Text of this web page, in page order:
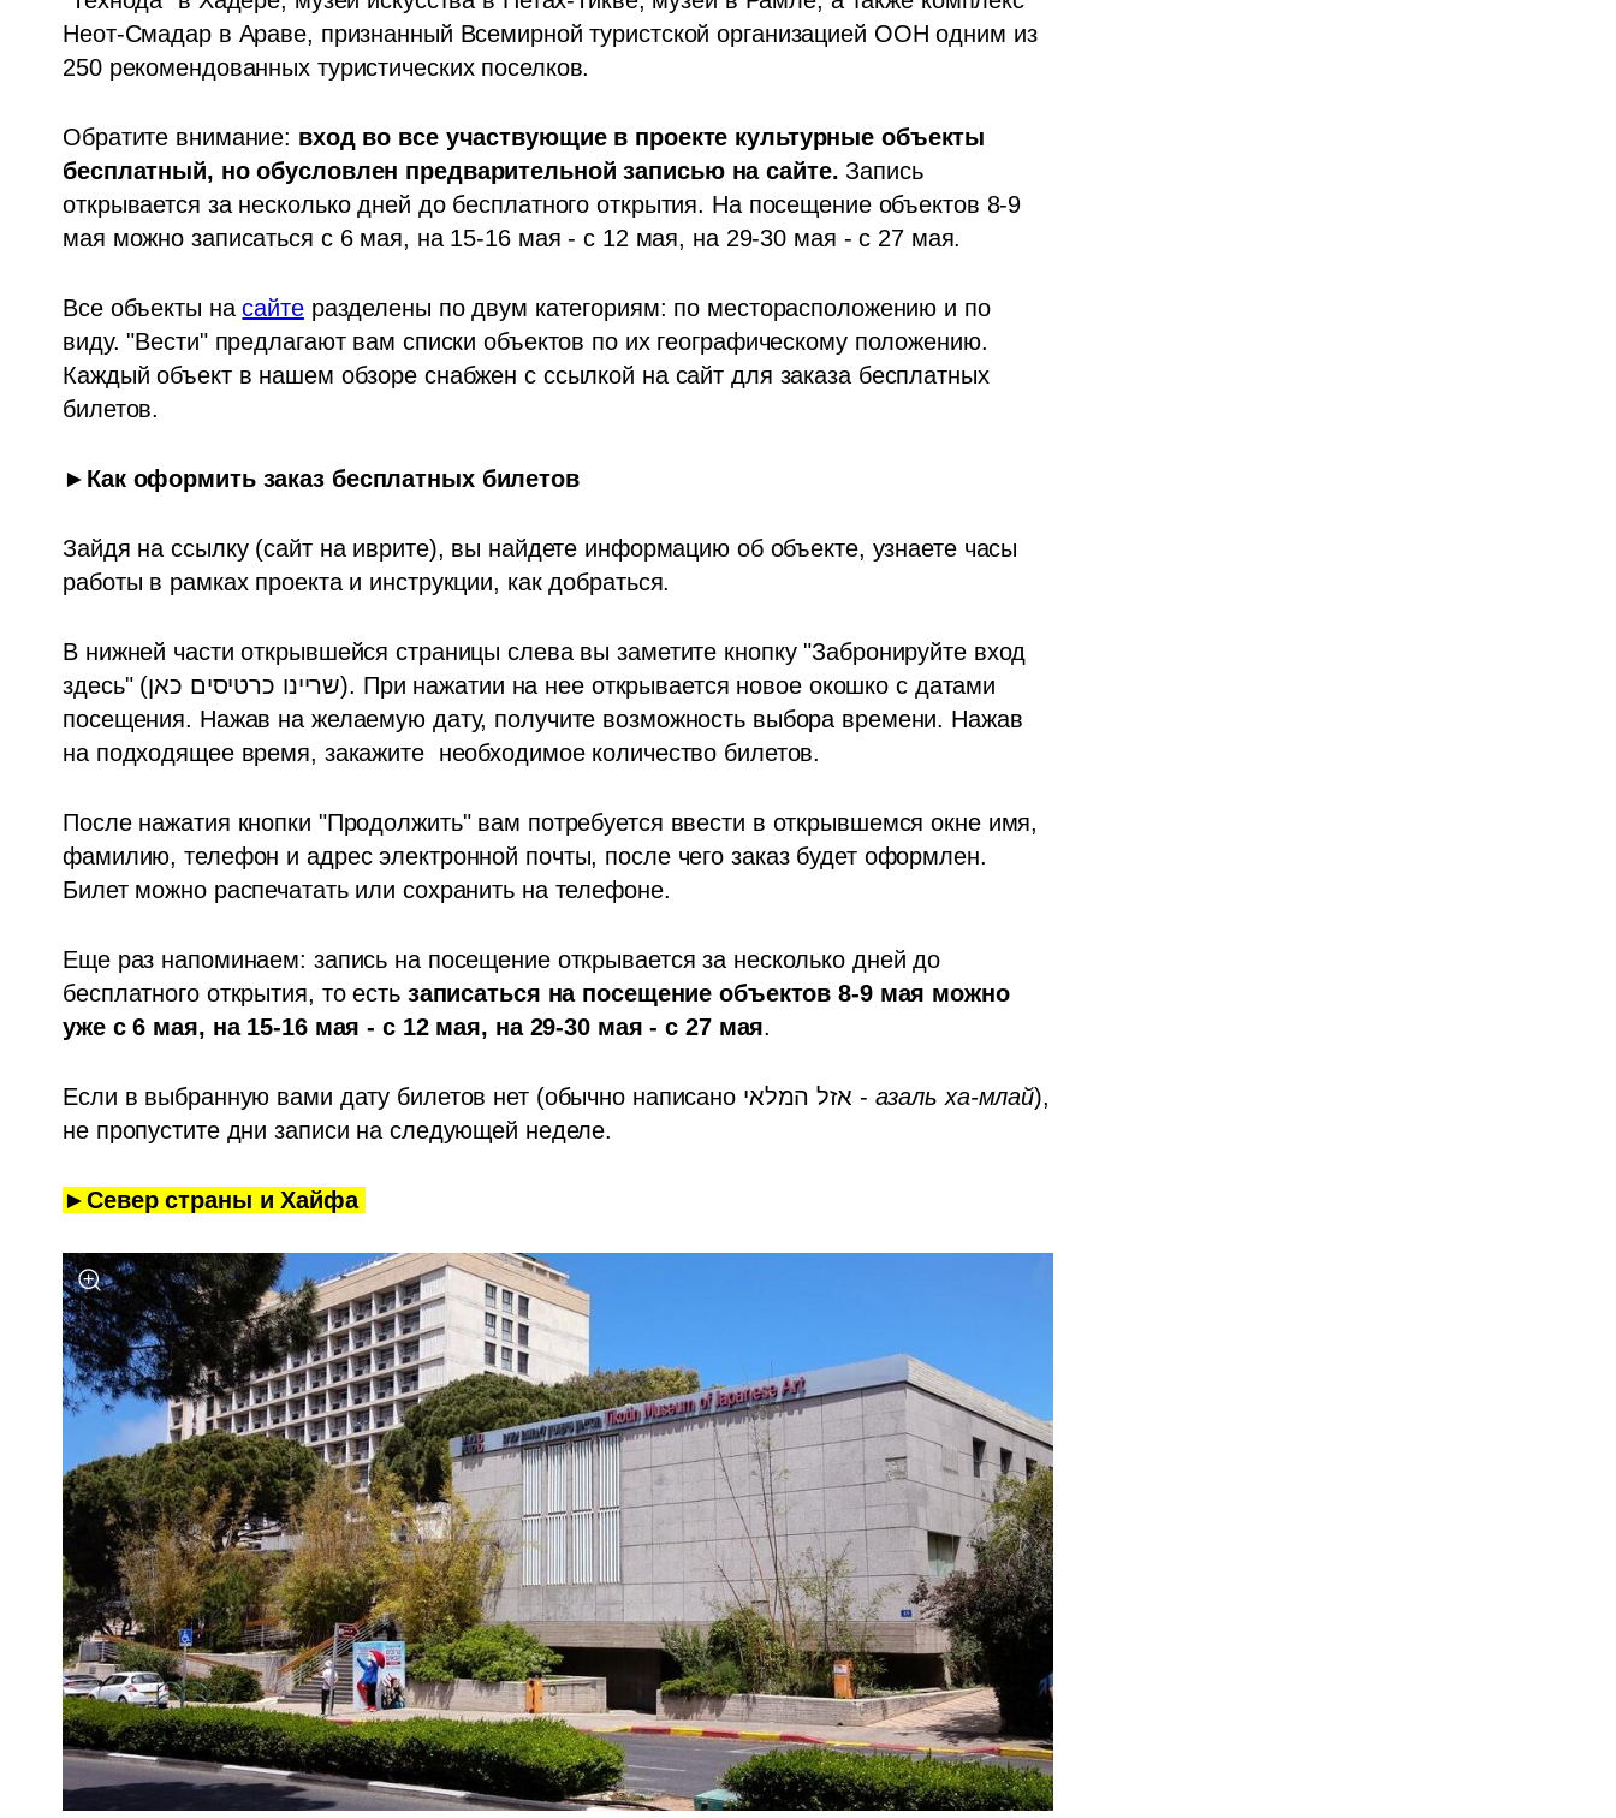
Неот-Смадар в Араве, признанный Всемирной туристской организацией ООН одним из
250 рекомендованных туристических поселков.
Обратите внимание: вход во все участвующие в проекте культурные объекты
бесплатный, но обусловлен предварительной записью на сайте. Запись
открывается за несколько дней до бесплатного открытия. На посещение объектов 8-9
мая можно записаться с 6 мая, на 15-16 мая - с 12 мая, на 29-30 мая - с 27 мая.
Все объекты на сайте разделены по двум категориям: по месторасположению и по
виду. "Вести" предлагают вам списки объектов по их географическому положению.
Каждый объект в нашем обзоре снабжен с ссылкой на сайт для заказа бесплатных
билетов.
►Как оформить заказ бесплатных билетов
Зайдя на ссылку (сайт на иврите), вы найдете информацию об объекте, узнаете часы
работы в рамках проекта и инструкции, как добраться.
В нижней части открывшейся страницы слева вы заметите кнопку "Забронируйте вход
здесь" (שריינו כרטיסים כאן). При нажатии на нее открывается новое окошко с датами
посещения. Нажав на желаемую дату, получите возможность выбора времени. Нажав
на подходящее время, закажите  необходимое количество билетов.
После нажатия кнопки "Продолжить" вам потребуется ввести в открывшемся окне имя,
фамилию, телефон и адрес электронной почты, после чего заказ будет оформлен.
Билет можно распечатать или сохранить на телефоне.
Еще раз напоминаем: запись на посещение открывается за несколько дней до
бесплатного открытия, то есть записаться на посещение объектов 8-9 мая можно
уже с 6 мая, на 15-16 мая - с 12 мая, на 29-30 мая - с 27 мая.
Если в выбранную вами дату билетов нет (обычно написано אזל המלאי - азаль ха-млай),
не пропустите дни записи на следующей неделе.
►Север страны и Хайфа